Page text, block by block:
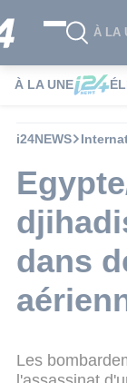
À LA
À LA UNE
i24NEWS
dans
Les